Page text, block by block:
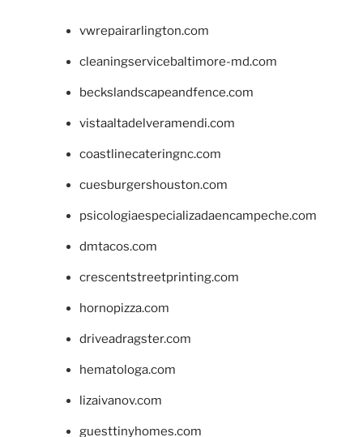
vwrepairarlington.com
cleaningservicebaltimore-md.com
beckslandscapeandfence.com
vistaaltadelveramendi.com
coastlinecateringnc.com
cuesburgershouston.com
psicologiaespecializadaencampeche.com
dmtacos.com
crescentstreetprinting.com
hornopizza.com
driveadragster.com
hematologa.com
lizaivanov.com
guesttinyhomes.com